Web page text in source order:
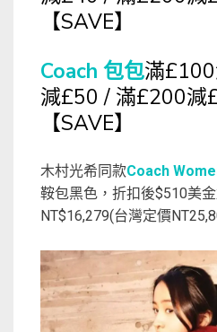
【SAVE】
Coach 包包滿
減£50 / 滿£200減
【SAVE】
木村光希同款Coach
鞍包黑色，折扣後$510美
NT$16,279(台灣定價